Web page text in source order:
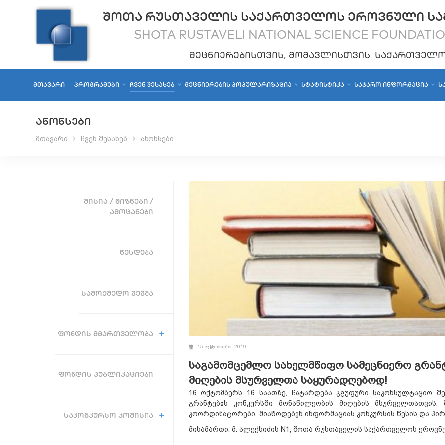
ᲨᲝᲗᲐ ᲠᲣᲡᲗᲐᲕᲔᲚᲘᲡ ᲡᲐᲥᲐᲠᲗᲕᲔᲚᲝᲡ ᲔᲠᲝᲕᲜᲣᲚᲘ
SHOTA RUSTAVELI NATIONAL SCIENCE
ᲛᲔᲪᲜᲘᲔᲠᲔᲑᲘᲡᲗᲕᲘᲡ, ᲛᲝᲛᲐᲕᲚᲘᲡᲗᲕᲘᲡ,
ᲛᲗᲐᲕᲐᲠᲘ ᲞᲠᲝᲒᲠᲐᲛᲔᲑᲘ ᲩᲕᲔᲜ ᲨᲔᲡᲐᲮᲔᲑ ᲛᲔᲪᲜᲘᲔᲠᲔᲑᲘᲡ ᲞᲝᲞᲣᲚᲐᲠᲘᲖᲐᲪᲘᲐ ᲡᲢᲐᲢᲘᲡᲢᲘᲙᲐ ᲡᲐᲯᲐᲠᲝ ᲘᲜᲤᲝᲠᲛᲐᲪᲘᲐ
ᲐᲜᲝᲜᲡᲔᲑᲘ
მთავარი ჩვენ შესახებ ანონსები
ᲛᲘᲡᲘᲐ / ᲛᲘᲖᲜᲔᲑᲘ /
ᲐᲛᲝᲪᲐᲜᲔᲑᲘ
ᲬᲔᲡᲓᲔᲑᲐ
ᲡᲐᲛᲝᲥᲛᲔᲓᲝ ᲒᲔᲒᲛᲐ
ᲤᲝᲜᲓᲘᲡ ᲛᲛᲐᲠᲗᲕᲔᲚᲝᲑᲐ
ᲤᲝᲜᲓᲘᲡ ᲞᲣᲑᲚᲘᲙᲐᲪᲘᲔᲑᲘ
ᲡᲐᲙᲝᲜᲙᲣᲠᲡᲝ ᲙᲝᲛᲘᲡᲘᲐ
15 ოქტომბერი, 2019
საგამომცემლო სახელმწიფო სამეცნიერო
მიღების მსურველთა საყურადღებოდ!
16 ოქტომბერს 16 საათზე, ჩატარდება ჯგუფური საკონსულტაციო
გრანტების კონკურსში მონაწილეობის მიღების მსურველთათვის.
კოორდინატორები მიაწოდებენ ინფორმაციას კონკურსის წესის და
მისამართი: მ. ალექსიძის N1, შოთა რუსთაველის საქართველოს